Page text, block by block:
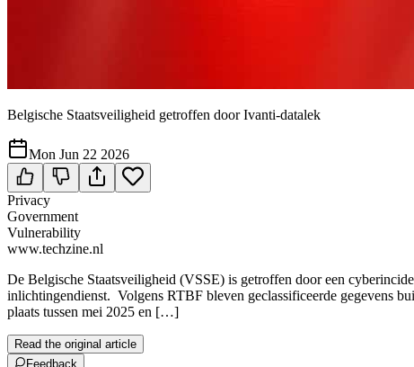
Belgische Staatsveiligheid getroffen door Ivanti-datalek
Mon Jun 22 2026
Privacy
Government
Vulnerability
www.techzine.nl
De Belgische Staatsveiligheid (VSSE) is getroffen door een
inlichtingendienst. Volgens RTBF bleven geclassificeerde gegevens
plaats tussen mei 2025 en […]
Read the original article
Feedback